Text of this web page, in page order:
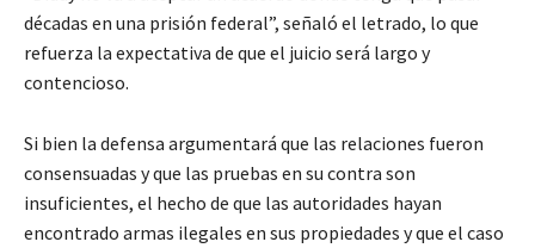
décadas en una prisión federal”, señaló el letrado, lo que
refuerza la expectativa de que el juicio será largo y
contencioso.
Si bien la defensa argumentará que las relaciones fueron
consensuadas y que las pruebas en su contra son
insuficientes, el hecho de que las autoridades hayan
encontrado armas ilegales en sus propiedades y que el caso